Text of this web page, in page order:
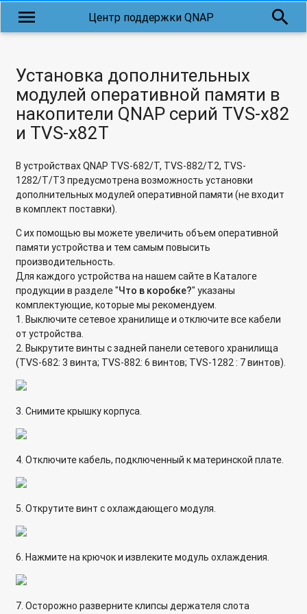
menu Центр поддержки QNAP search
Установка дополнительных
модулей оперативной памяти в
накопители QNAP серий TVS-x82
и TVS-x82T
В устройствах QNAP TVS-682/T, TVS-882/T2, TVS-
1282/T/T3 предусмотрена возможность установки
дополнительных модулей оперативной памяти (не входит
в комплект поставки).
С их помощью вы можете увеличить объем оперативной
памяти устройства и тем самым повысить
производительность.
Для каждого устройства на нашем сайте в Каталоге
продукции в разделе "Что в коробке?" указаны
комплектующие, которые мы рекомендуем.
1. Выключите сетевое хранилище и отключите все кабели
от устройства.
2. Выкрутите винты с задней панели сетевого хранилища
(TVS-682: 3 винта; TVS-882: 6 винтов; TVS-1282 : 7 винтов).
3. Снимите крышку корпуса.
4. Отключите кабель, подключенный к материнской плате.
5. Открутите винт с охлаждающего модуля.
6. Нажмите на крючок и извлеките модуль охлаждения.
7. Осторожно разверните клипсы держателя слота